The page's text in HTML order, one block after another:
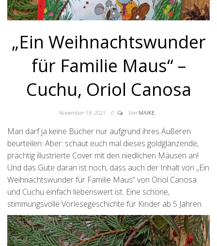
„Ein Weihnachtswunder
für Familie Maus“ –
Cuchu, Oriol Canosa
November 19, 2021 0 Von MAIKE
Man darf ja keine Bücher nur aufgrund ihres Äußeren
beurteilen. Aber: schaut euch mal dieses goldglänzende,
prächtig illustrierte Cover mit den niedlichen Mäusen an!
Und das Gute daran ist noch, dass auch der Inhalt von „Ein
Weihnachtswunder für Familie Maus“ von Oriol Canosa
und Cuchu einfach liebenswert ist. Eine schöne,
stimmungsvolle Vorlesegeschichte für Kinder ab 5 Jahren.